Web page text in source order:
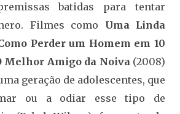
batidas para tentar
Filmes como Uma Linda
Perder um Homem em 10
Melhor Amigo da Noiva(2008)
geração de adolescentes, que
ou a odiar esse tipo de